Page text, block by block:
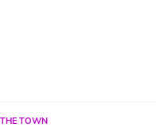
THE TOWN